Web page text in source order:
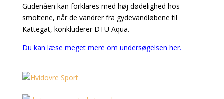
Gudenåen kan forklares med høj dødelighed hos
smoltene, når de vandrer fra gydevandløbene til
Kattegat, konkluderer DTU Aqua.
Du kan læse meget mere om undersøgelsen her.